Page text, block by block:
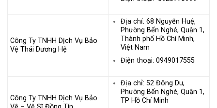
Công Ty TNHH Dịch Vụ Bảo
Vệ Thái Dương Hệ
Địa chỉ: 68 Nguyễn Huệ,
Phường Bến Nghé, Quận 1,
Thành phố Hồ Chí Minh,
Việt Nam
Điện thoại: 0949017555
Công Ty TNHH Dịch Vụ Bảo
Địa chỉ: 52 Đông Du,
Phường Bến Nghé, Quận 1,
TP Hồ Chí Minh